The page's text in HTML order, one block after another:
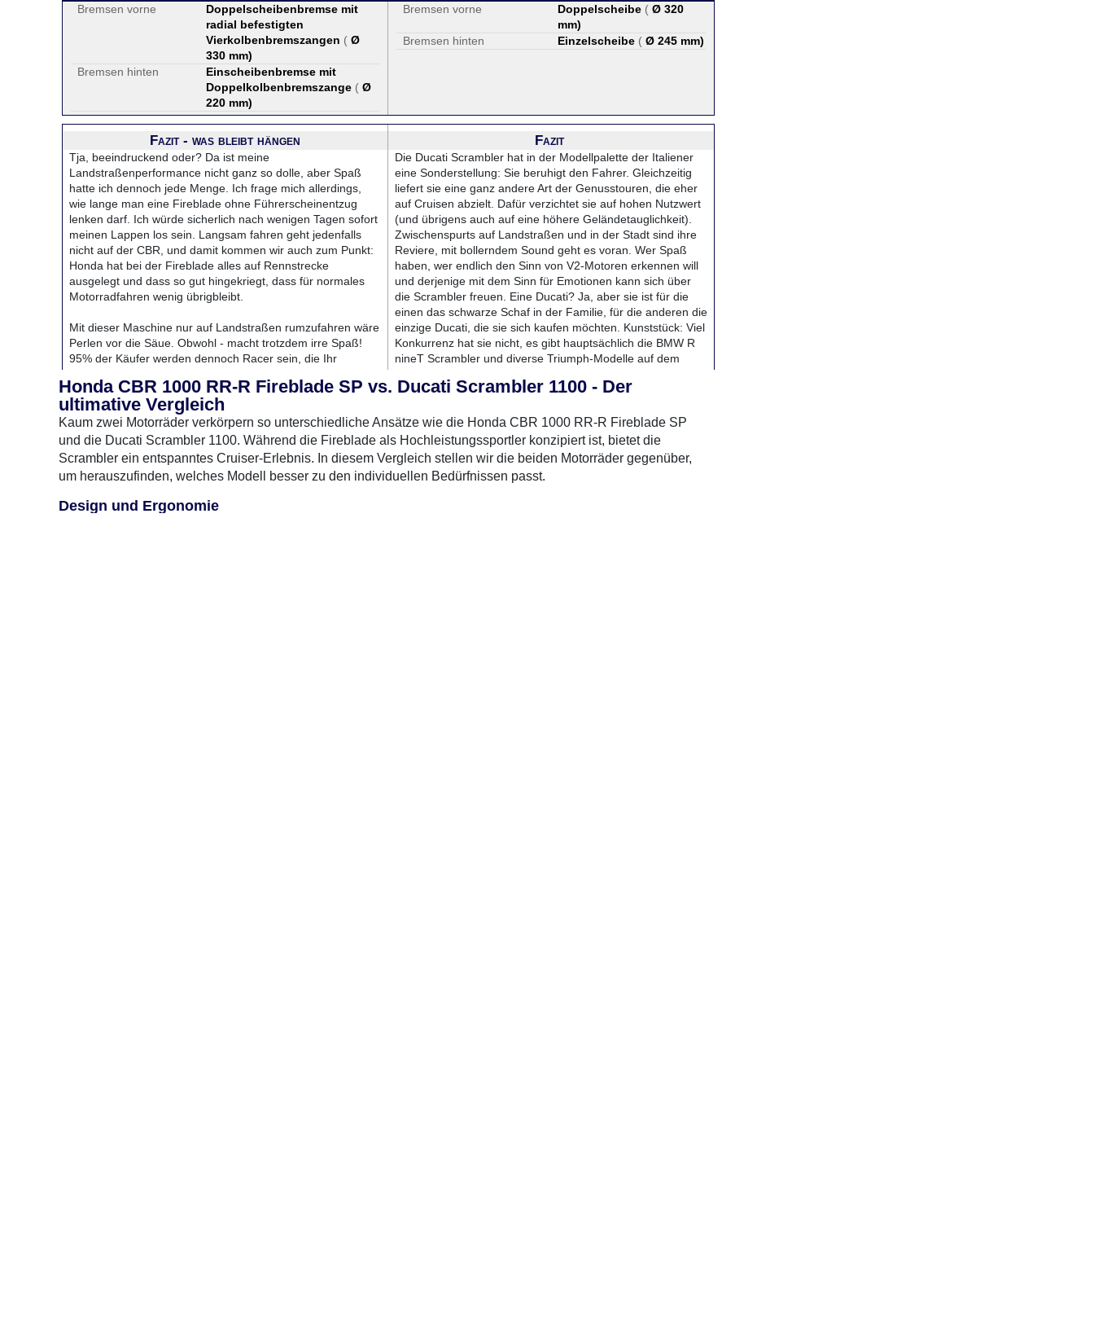
Bremsen vorne
Doppelscheibenbremse mit
radial befestigten
Vierkolbenbremszangen ( Ø
330 mm)
Bremsen hinten
Einscheibenbremse mit
Doppelkolbenbremszange ( Ø
220 mm)
Bremsen vorne Doppelscheibe ( Ø 320
mm)
Bremsen hinten
Einzelscheibe ( Ø 245 mm)
Fazit - was bleibt hängen
Tja, beeindruckend oder? Da ist meine
Landstraßenperformance nicht ganz so dolle, aber Spaß
hatte ich dennoch jede Menge. Ich frage mich allerdings,
wie lange man eine Fireblade ohne Führerscheinentzug
lenken darf. Ich würde sicherlich nach wenigen Tagen sofort
meinen Lappen los sein. Langsam fahren geht jedenfalls
nicht auf der CBR, und damit kommen wir auch zum Punkt:
Honda hat bei der Fireblade alles auf Rennstrecke
ausgelegt und dass so gut hingekriegt, dass für normales
Motorradfahren wenig übrigbleibt.
Mit dieser Maschine nur auf Landstraßen rumzufahren wäre
Perlen vor die Säue. Obwohl - macht trotzdem irre Spaß!
95% der Käufer werden dennoch Racer sein, die Ihr
Genau da fühlt sie sich wohl, genau da gehört sie hin.
Test-Bike vonMotofun Kaltenkirchen - vielen Dank!
Fazit
Die Ducati Scrambler hat in der Modellpalette der Italiener
eine Sonderstellung: Sie beruhigt den Fahrer. Gleichzeitig
liefert sie eine ganz andere Art der Genusstouren, die eher
auf Cruisen abzielt. Dafür verzichtet sie auf hohen Nutzwert
(und übrigens auch auf eine höhere Geländetauglichkeit).
Zwischenspurts auf Landstraßen und in der Stadt sind ihre
Reviere, mit bollerndem Sound geht es voran. Wer Spaß
haben, wer endlich den Sinn von V2-Motoren erkennen will
und derjenige mit dem Sinn für Emotionen kann sich über
die Scrambler freuen. Eine Ducati? Ja, aber sie ist für die
einen das schwarze Schaf in der Familie, für die anderen die
einzige Ducati, die sie sich kaufen möchten. Kunststück: Viel
Konkurrenz hat sie nicht, es gibt hauptsächlich die BMW R
nineT Scrambler und diverse Triumph-Modelle auf dem
Letzte Anmerkung: Die 1100er steht mit 12.990 Euro in der
knapp 8.000 gibt. Ein happiger Aufpreis für 11 Mehr-PS -
aber wer das kann, sollte es sich gönnen.
Das Testmotorrad wurde uns freundlicher Weise vonDucati
Hamburgzur Verfügung gestellt.
Honda CBR 1000 RR-R Fireblade SP vs. Ducati Scrambler 1100 - Der
ultimative Vergleich
Kaum zwei Motorräder verkörpern so unterschiedliche Ansätze wie die Honda CBR 1000 RR-R Fireblade SP
und die Ducati Scrambler 1100. Während die Fireblade als Hochleistungssportler konzipiert ist, bietet die
Scrambler ein entspanntes Cruiser-Erlebnis. In diesem Vergleich stellen wir die beiden Motorräder gegenüber,
um herauszufinden, welches Modell besser zu den individuellen Bedürfnissen passt.
Design und Ergonomie